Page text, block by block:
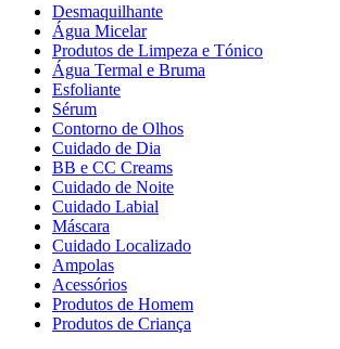
Desmaquilhante
Água Micelar
Produtos de Limpeza e Tónico
Água Termal e Bruma
Esfoliante
Sérum
Contorno de Olhos
Cuidado de Dia
BB e CC Creams
Cuidado de Noite
Cuidado Labial
Máscara
Cuidado Localizado
Ampolas
Acessórios
Produtos de Homem
Produtos de Criança